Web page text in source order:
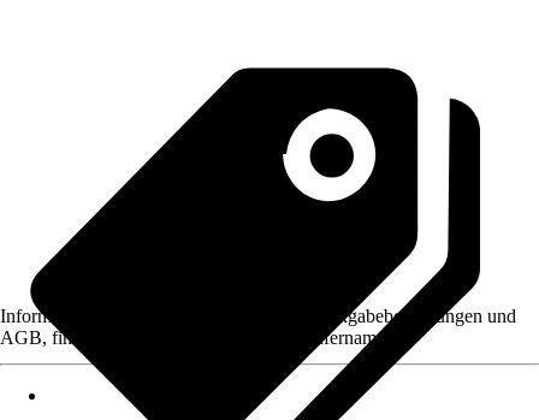
Informationen des Verkäufers, wie z. B. Rückgabebedingungen und
AGB, finden Sie bei Klick auf den Verkäufernamen.